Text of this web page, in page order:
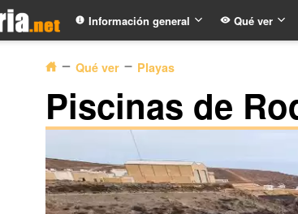
Información general Qué ver
Qué ver Playas
Piscinas de